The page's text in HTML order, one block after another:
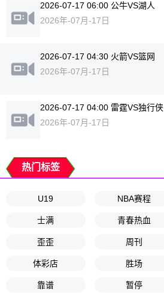
2026-07-17 06:00 公牛VS湖人
2026年-07月-17日
2026-07-17 04:30 火箭VS篮网
2026年-07月-17日
2026-07-17 04:00 雷霆VS独行侠
2026年-07月-17日
热门标签
U19 NBA赛程
士满 青春热血
歪歪 周刊
体彩店 胜场
靠谱 暂停